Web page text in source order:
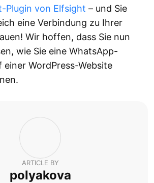
Plugin von Elfsight – und Sie
eine Verbindung zu Ihrer
Wir hoffen, dass Sie nun
wie Sie eine WhatsApp-
einer WordPress-Website
ARTICLE BY
polyakova